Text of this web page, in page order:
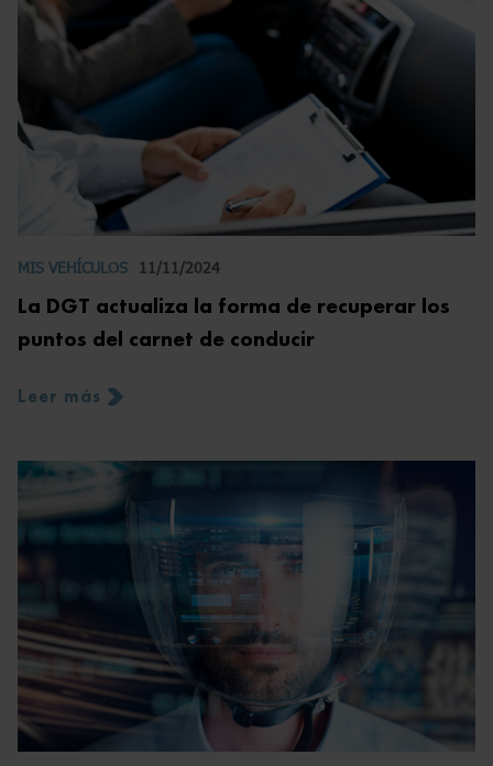
MIS VEHÍCULOS 11/11/2024
La DGT actualiza la forma de recuperar los
puntos del carnet de conducir
Leer más